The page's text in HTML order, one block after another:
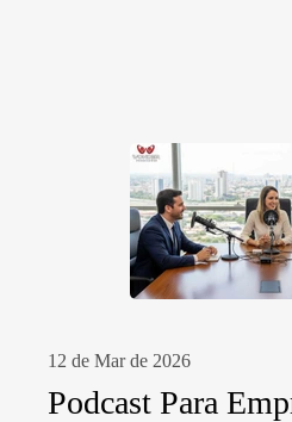
12 de Mar de 2026
Podcast Para